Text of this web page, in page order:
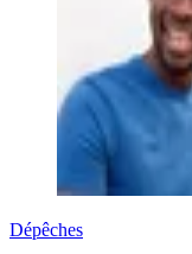
Dépêches